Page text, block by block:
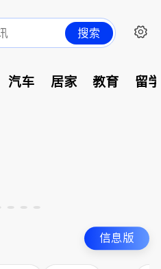
搜索
汽车 居家 教育 留
信息版